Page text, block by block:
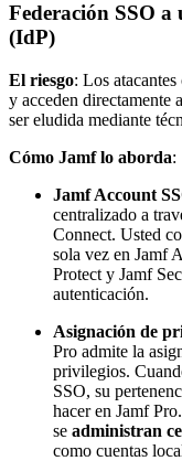
Federación SSO a
(IdP)
El riesgo: Los
y acceden
ser eludida mediante
Cómo Jamf lo aborda:
Jamf Account
centralizado a
Connect. Usted
sola vez en Jamf
Protect y Jamf
autenticación.
Asignación de
Pro admite la
privilegios.
SSO, su
hacer en Jamf
se administran
como cuentas